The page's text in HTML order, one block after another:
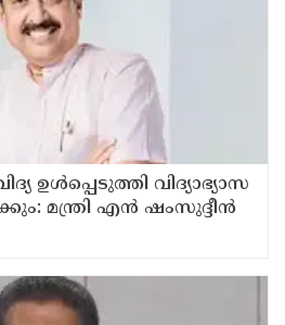
ഉള്‍പ്പെടുത്തി വിദ്യാഭ്യാസ
മന്ത്രി എന്‍ ഷംസുദ്ദീന്‍